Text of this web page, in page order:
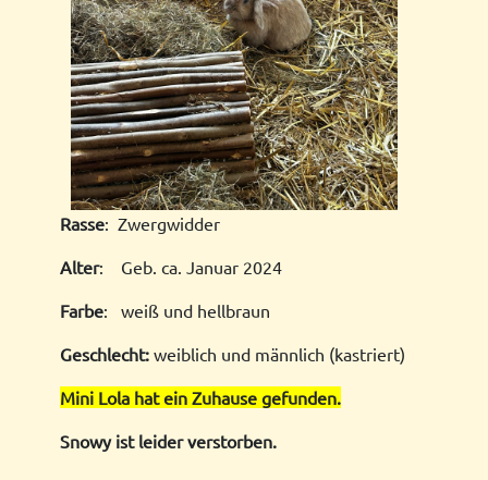
Rasse: Zwergwidder
Alter: Geb. ca. Januar 2024
Farbe: weiß und hellbraun
Geschlecht: weiblich und männlich (kastriert)
Mini Lola hat ein Zuhause gefunden.
Snowy ist leider verstorben.